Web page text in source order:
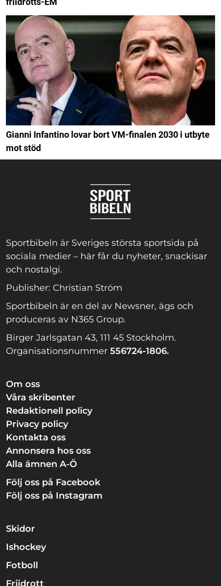
Gianni Infantino lovar bort VM-finalen 2030 i utbyte
mot stöd
Sportbibeln är Sveriges största sportsida på
sociala medier – här får du nyheter, snackisar
och nostalgi.
Publisher: Christian Ström
Sportbibeln är en del av Newsner, ägs och
produceras av N365 Group.
Birger Jarlsgatan 43, 111 45 Stockholm.
Organisationsnummer 556724-1806.
Om oss
Våra skribenter
Redaktionell policy
Privacy policy
Kontakta oss
Annonsera hos oss
Alla ämnen A-Ö
Följ oss på Facebook
Följ oss på Instagram
Skidor
Ishockey
Fotboll
Friidrott